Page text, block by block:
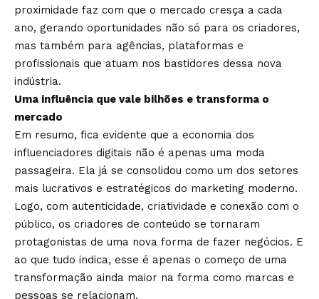
proximidade faz com que o mercado cresça a cada
ano, gerando oportunidades não só para os criadores,
mas também para agências, plataformas e
profissionais que atuam nos bastidores dessa nova
indústria.
Uma influência que vale bilhões e transforma o
mercado
Em resumo, fica evidente que a economia dos
influenciadores digitais não é apenas uma moda
passageira. Ela já se consolidou como um dos setores
mais lucrativos e estratégicos do marketing moderno.
Logo, com autenticidade, criatividade e conexão com o
público, os criadores de conteúdo se tornaram
protagonistas de uma nova forma de fazer negócios. E
ao que tudo indica, esse é apenas o começo de uma
transformação ainda maior na forma como marcas e
pessoas se relacionam.